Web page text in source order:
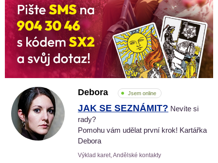
Debora Jsem online
JAK SE SEZNÁMIT? Nevíte si
rady?
Pomohu vám udělat první krok! Kartářka
Debora
Výklad karet, Andělské kontakty